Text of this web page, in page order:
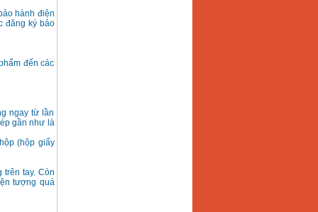
hành điện
đăng ký bảo
đến các
ngay từ lần
gần như là
(hộp giấy
trên tay. Còn
tượng quá